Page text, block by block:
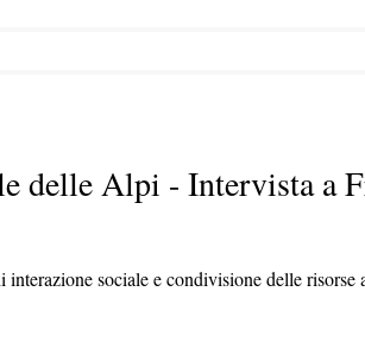
delle Alpi - Intervista a
sociale e condivisione delle risorse